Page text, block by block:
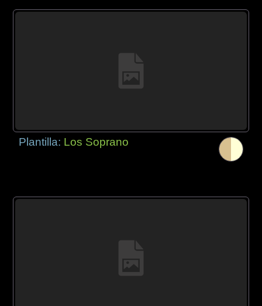
Plantilla: Los Soprano